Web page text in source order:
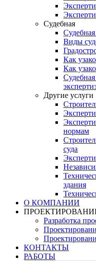
Судебная
Судебная
Виды
Как
Как
Другие услуги
нормам
суда
здания
О КОМПАНИИ
Разработка
КОНТАКТЫ
РАБОТЫ